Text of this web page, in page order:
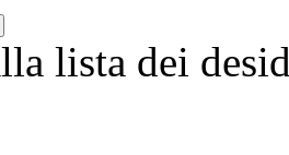
lista dei